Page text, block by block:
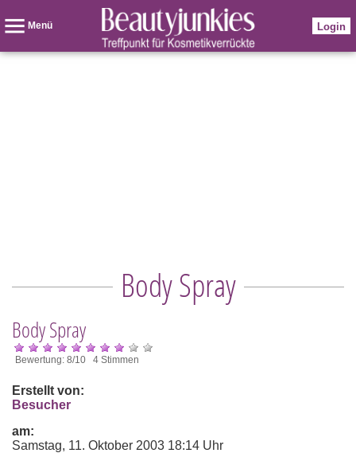
Menü Login
Body Spray
Body Spray
Bewertung: 8/10 4 Stimmen
Erstellt von:
Besucher
am:
Samstag, 11. Oktober 2003 18:14 Uhr